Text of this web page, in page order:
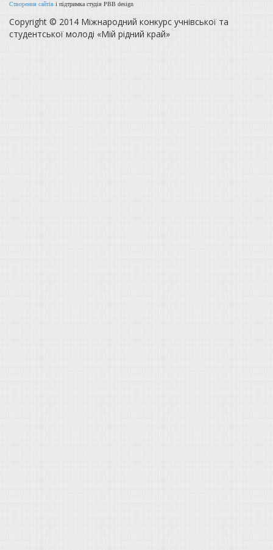
Створення сайтів і підтримка студія PBB design
Copyright © 2014 Міжнародний конкурс учнівської та
студентської молоді «Мій рідний край»